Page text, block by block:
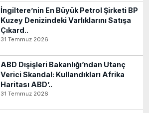
İngiltere’nin En Büyük Petrol Şirketi BP
Kuzey Denizindeki Varlıklarını Satışa
Çıkard..
31 Temmuz 2026
ABD Dışişleri Bakanlığı’ndan Utanç
Verici Skandal: Kullandıkları Afrika
Haritası ABD’..
31 Temmuz 2026